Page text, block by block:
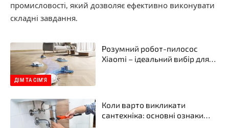
промисловості, який дозволяє ефективно виконувати
складні завдання.
ДІМ ТА СІМ'Я
Розумний робот-пилосос
Xiaomi – ідеальний вибір для
Коли варто викликати
сантехніка: основні ознаки